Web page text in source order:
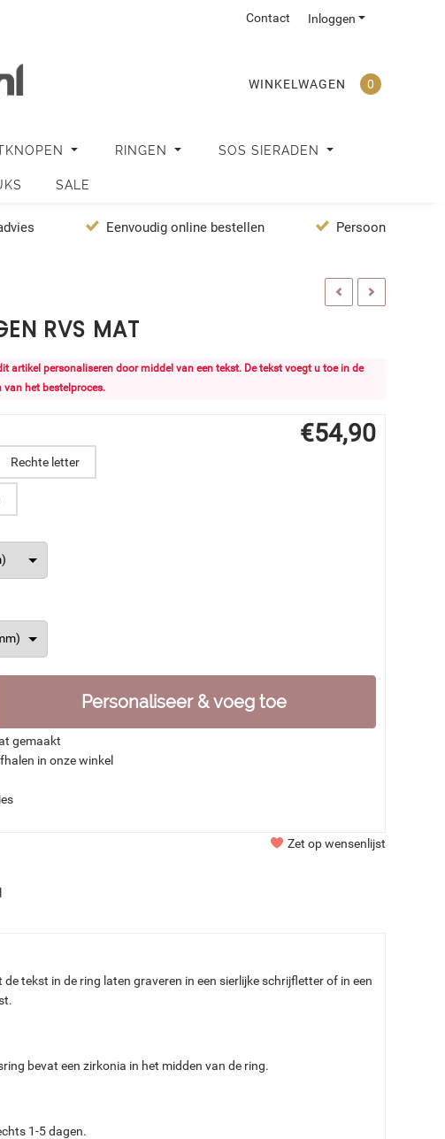
Inloggen
Contact
WINKELWAGEN 0
RINGEN SOS SIERADEN
SALE
Eenvoudig online bestellen Persoonlijke
RVS MAT
artikel personaliseren door middel van een tekst. De tekst voegt u toe in de
van het bestelproces.
€54,90
Rechte letter
Personaliseer & voeg toe
gemaakt
in onze winkel
Zet op wensenlijst
tekst in de ring laten graveren in een sierlijke schrijfletter of in een
bevat een zirkonia in het midden van de ring.
1-5 dagen.